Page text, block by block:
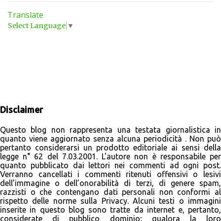
che fossero come dei classici burrocacao da supermercato con
paraffina e quant'altro. Incuriosita però dai gusti invitanti 😄
Per Legami il CSR (Corporative Social Responsability – la respo...
Translate
Select Language ▼
Disclaimer
Questo blog non rappresenta una testata giornalistica in
quanto viene aggiornato senza alcuna periodicità . Non può
pertanto considerarsi un prodotto editoriale ai sensi della
legge n° 62 del 7.03.2001. L'autore non è responsabile per
quanto pubblicato dai lettori nei commenti ad ogni post.
Verranno cancellati i commenti ritenuti offensivi o lesivi
dell’immagine o dell’onorabilità di terzi, di genere spam,
razzisti o che contengano dati personali non conformi al
rispetto delle norme sulla Privacy. Alcuni testi o immagini
inserite in questo blog sono tratte da internet e, pertanto,
considerate di pubblico dominio; qualora la loro